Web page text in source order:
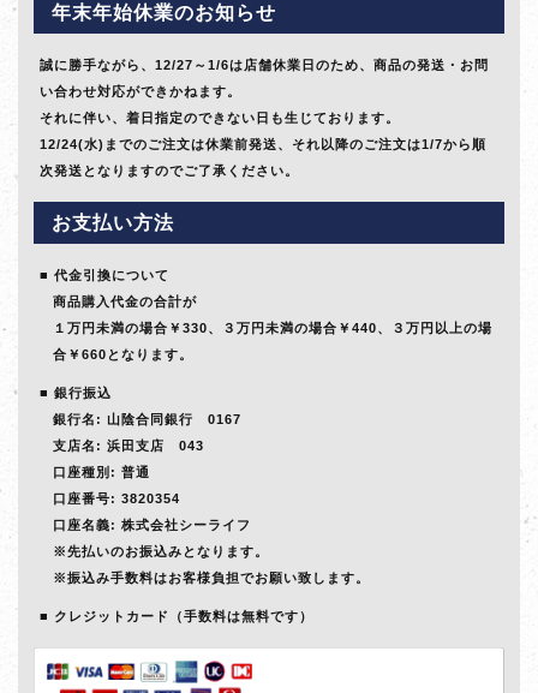
年末年始休業のお知らせ
誠に勝手ながら、12/27～1/6は店舗休業日のため、商品の発送・お問
い合わせ対応ができかねます。
それに伴い、着日指定のできない日も生じております。
12/24(水)までのご注文は休業前発送、それ以降のご注文は1/7から順
次発送となりますのでご了承ください。
お支払い方法
代金引換について
商品購入代金の合計が
１万円未満の場合￥330、３万円未満の場合￥440、３万円以上の場
合￥660となります。
銀行振込
銀行名: 山陰合同銀行 0167
支店名: 浜田支店 043
口座種別: 普通
口座番号: 3820354
口座名義: 株式会社シーライフ
※先払いのお振込みとなります。
※振込み手数料はお客様負担でお願い致します。
クレジットカード（手数料は無料です）